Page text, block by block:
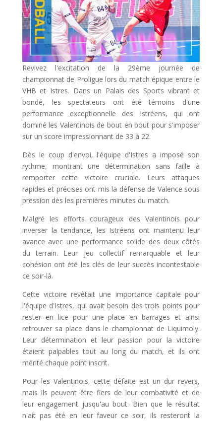
Revivez l'excitation de la 29ème journée de
championnat de Proligue lors du match épique entre le
VHB et Istres. Dans un Palais des Sports vibrant et
bondé, les spectateurs ont été témoins d'une
performance exceptionnelle des Istréens, qui ont
dominé les Valentinois de bout en bout pour s'imposer
sur un score impressionnant de 33 à 22.
Dès le coup d'envoi, l'équipe d'Istres a imposé son
rythme, montrant une détermination sans faille à
remporter cette victoire cruciale. Leurs attaques
rapides et précises ont mis la défense de Valence sous
pression dès les premières minutes du match.
Malgré les efforts courageux des Valentinois pour
inverser la tendance, les Istréens ont maintenu leur
avance avec une performance solide des deux côtés
du terrain. Leur jeu collectif remarquable et leur
cohésion ont été les clés de leur succès incontestable
ce soir-là.
Cette victoire revêtait une importance capitale pour
l'équipe d'Istres, qui avait besoin des trois points pour
rester en lice pour une place en barrages et ainsi
retrouver sa place dans le championnat de Liquimoly.
Leur détermination et leur passion pour la victoire
étaient palpables tout au long du match, et ils ont
mérité chaque point inscrit.
Pour les Valentinois, cette défaite est un dur revers,
mais ils peuvent être fiers de leur combativité et de
leur engagement jusqu'au bout. Bien que le résultat
n'ait pas été en leur faveur ce soir, ils resteront la